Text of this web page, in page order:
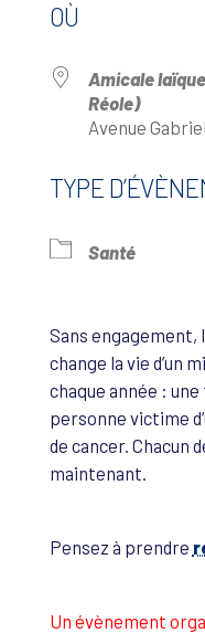
OÙ
Amicale
Réole)
Avenue
TYPE
Santé
Sans engagement,
change la vie d’un
chaque année :
personne victime
de cancer. Chacun
maintenant.
Pensez à prendre
Un évènement